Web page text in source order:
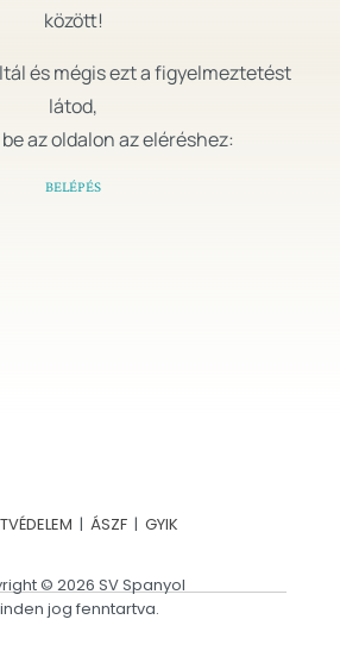
között!
és mégis ezt a figyelmeztetést
látod,
az oldalon az eléréshez:
BELÉPÉS
| ÁSZF |GYIK
© 2026 SV Spanyol
jog fenntartva.